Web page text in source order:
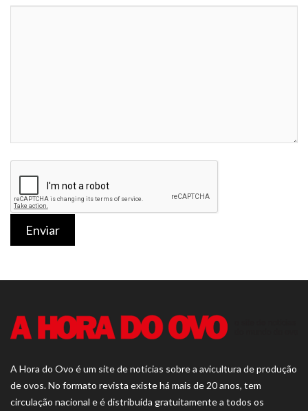
Enviar
A Hora do Ovo é um site de notícias sobre a avicultura de produção
de ovos. No formato revista existe há mais de 20 anos, tem
circulação nacional e é distribuída gratuitamente a todos os